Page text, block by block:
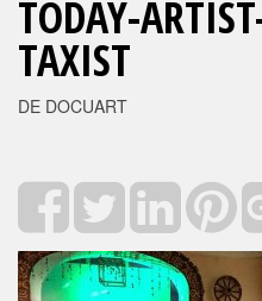
TODAY-
TAXIST
DE DOCUART